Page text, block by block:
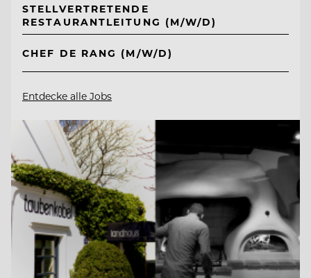
STELLVERTRETENDE
RESTAURANTLEITUNG (M/W/D)
CHEF DE RANG (M/W/D)
Entdecke alle Jobs